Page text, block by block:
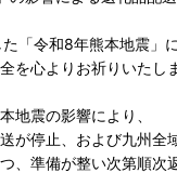
「令和8年熊本地震」
を心よりお祈りいたし
地震の影響により、
が停止、および九州全
、準備が整い次第順次